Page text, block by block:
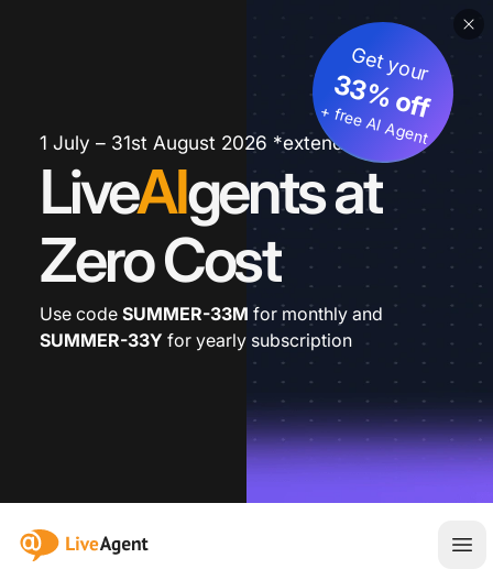
1 July – 31st August 2026 *extended
LiveAIgents at
Zero Cost
Get your
33% off
+ free AI Agent
Use code SUMMER-33M for monthly and
SUMMER-33Y for yearly subscription
:site.title